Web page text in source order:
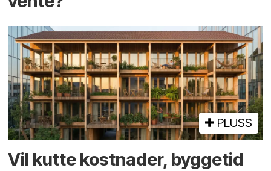
PLUSS
Vil kutte kostnader, byggetid